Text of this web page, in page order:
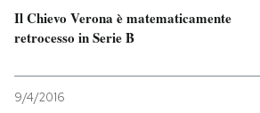
Il Chievo Verona è matematicamente
retrocesso in Serie B
9/4/2016